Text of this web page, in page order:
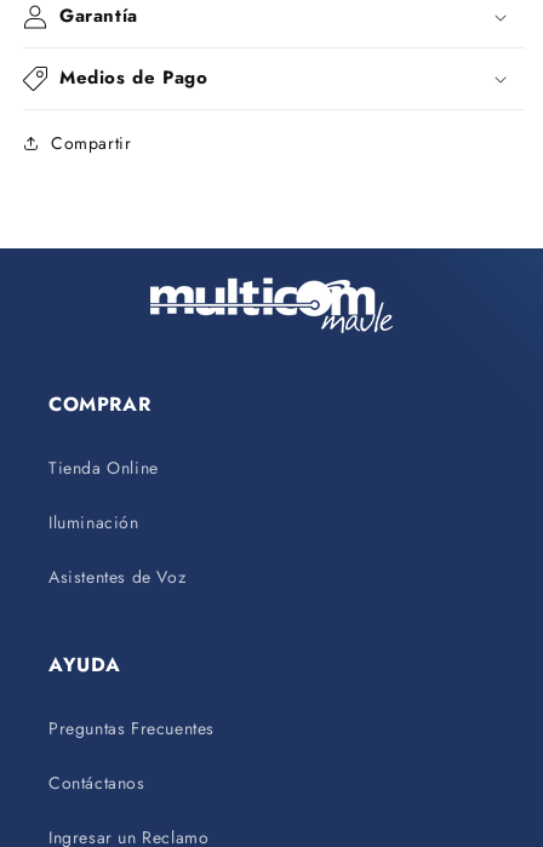
Garantía
Medios de Pago
Compartir
COMPRAR
Tienda Online
Iluminación
Asistentes de Voz
AYUDA
Preguntas Frecuentes
Contáctanos
Ingresar un Reclamo